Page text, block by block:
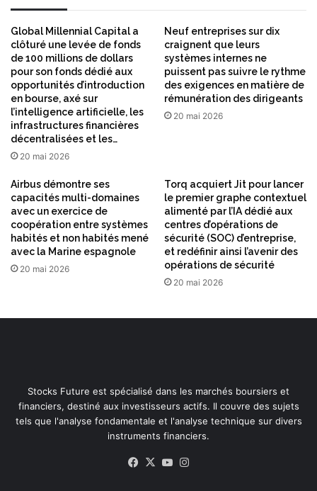
Global Millennial Capital a
clôturé une levée de fonds
de 100 millions de dollars
pour son fonds dédié aux
opportunités d’introduction
en bourse, axé sur
l’intelligence artificielle, les
infrastructures financières
décentralisées et les…
20 mai 2026
Neuf entreprises sur dix
craignent que leurs
systèmes internes ne
puissent pas suivre le rythme
des exigences en matière de
rémunération des dirigeants
20 mai 2026
Airbus démontre ses
capacités multi-domaines
avec un exercice de
coopération entre systèmes
habités et non habités mené
avec la Marine espagnole
20 mai 2026
Torq acquiert Jit pour lancer
le premier graphe contextuel
alimenté par l’IA dédié aux
centres d’opérations de
sécurité (SOC) d’entreprise,
et redéfinir ainsi l’avenir des
opérations de sécurité
20 mai 2026
Stocks Future est spécialisé dans les marchés boursiers et
financiers, destiné aux investisseurs actifs. Il couvre des sujets
tels que l'analyse fondamentale et l'analyse technique sur divers
instruments financiers.
Facebook
X YouTube